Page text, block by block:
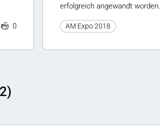
0
erfolgreich angewandt worden.
AM Expo 2018